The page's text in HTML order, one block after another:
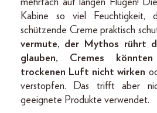
mehrfach auf langen Flügen!
Kabine so viel Feuchtigkeit,
schützende Creme praktisch
vermute, der Mythos rührt
glauben, Cremes
trockenen Luft nicht wirken
verstopfen. Das trifft aber
geeignete Produkte verwendet.